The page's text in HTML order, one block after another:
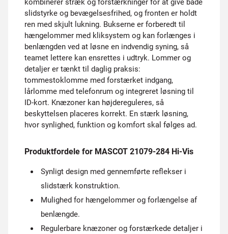
kombinerer stræk og forstærkninger for at give både
slidstyrke og bevægelsesfrihed, og fronten er holdt
ren med skjult lukning. Bukserne er forberedt til
hængelommer med kliksystem og kan forlænges i
benlængden ved at løsne en indvendig syning, så
teamet lettere kan ensrettes i udtryk. Lommer og
detaljer er tænkt til daglig praksis:
tommestoklomme med forstærket indgang,
lårlomme med telefonrum og integreret løsning til
ID-kort. Knæzoner kan højdereguleres, så
beskyttelsen placeres korrekt. En stærk løsning,
hvor synlighed, funktion og komfort skal følges ad.
Produktfordele for MASCOT 21079-284 Hi-Vis
Synligt design med gennemførte reflekser i
slidstærk konstruktion.
Mulighed for hængelommer og forlængelse af
benlængde.
Regulerbare knæzoner og forstærkede detaljer i